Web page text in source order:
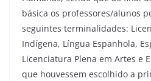
básica os professores/alunos
seguintes terminalidades:
Indígena, Língua Espanhola,
Licenciatura Plena em Artes e
que houvessem escolhido a